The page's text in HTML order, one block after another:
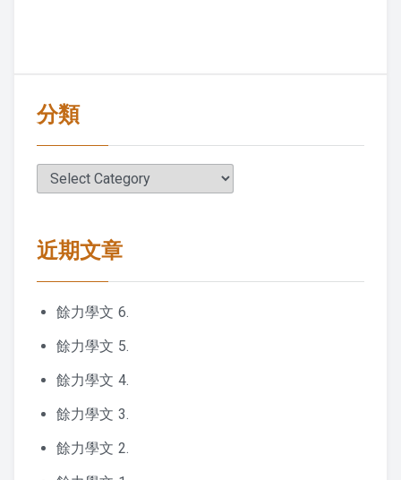
分類
分
近期文章
餘力學文 6.
餘力學文 5.
餘力學文 4.
餘力學文 3.
餘力學文 2.